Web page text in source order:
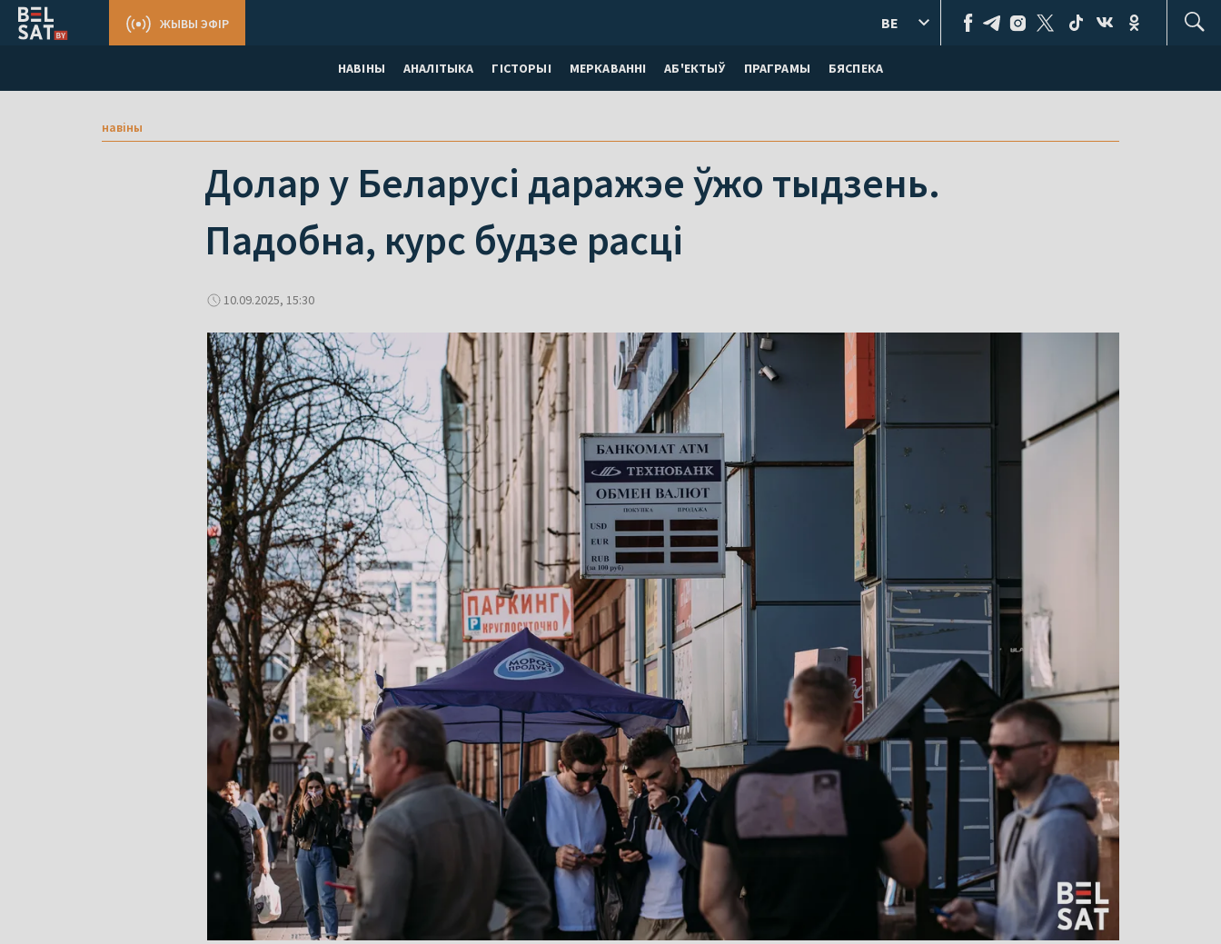
НАВІНЫ АНАЛІТЫКА ГІСТОРЫІ МЕРКАВАННI АБ'ЕКТЫЎ ПРАГРАМЫ БЯСПЕКА
ЖЫВЫ ЭФІР BE
навіны
Долар у Беларусі даражэе ўжо тыдзень.
Падобна, курс будзе расці
10.09.2025, 15:30